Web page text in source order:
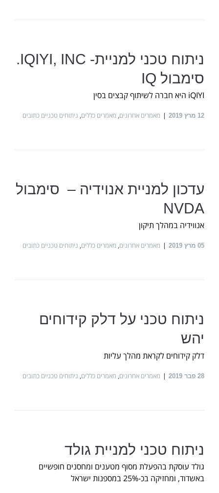
ניתוח טכני למניית- IQIYI, INC.
סימבול IQ
iQIYI היא חברה לשיתוף קבצים בסין
12 מרץ 2019 מאמרים אחרונים, מאמרים כללים, ניתוחים טכניים כתובים
עדכון למניית אנוידיה – סימבול
NVDA
אנווידיה במהלך תיקון
05 מרץ 2019 מאמרים אחרונים, מאמרים כללים, ניתוחים טכניים כתובים
ניתוח טכני על דלק קידוחים
יהש
דלק קידוחים לקראת מהלך עליות
28 פבר 2019 מאמרים אחרונים מאמרים כללים ניתוחים טכניים כתובים
ניתוח טכני למניית גולד
גולד עוסקת בהפעלת מסוף מטענים ומחסנים חופשיים
באשדוד, ומחזיקה בכ-25% במספנות ישראל